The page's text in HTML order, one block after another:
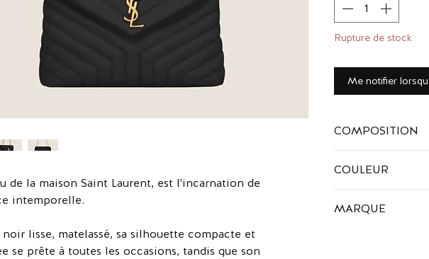
de la maison Saint Laurent, est l'incarnation de
intemporelle.
lisse, matelassé, sa silhouette compacte et
se prête à toutes les occasions, tandis que son
Rupture de stock
Me notifier
COMPOSITION
COULEUR
MARQUE